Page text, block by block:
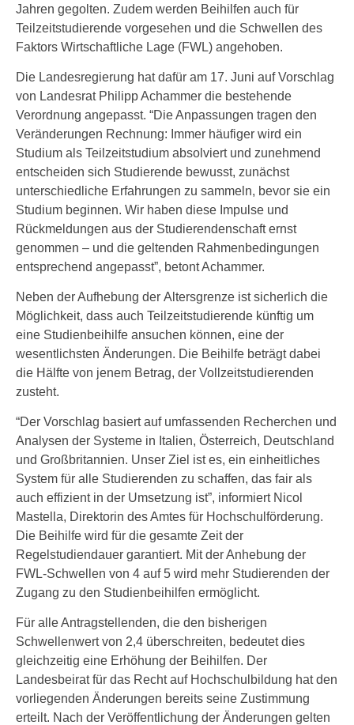
Jahren gegolten. Zudem werden Beihilfen auch für
Teilzeitstudierende vorgesehen und die Schwellen des
Faktors Wirtschaftliche Lage (FWL) angehoben.
Die Landesregierung hat dafür am 17. Juni auf Vorschlag
von Landesrat Philipp Achammer die bestehende
Verordnung angepasst. “Die Anpassungen tragen den
Veränderungen Rechnung: Immer häufiger wird ein
Studium als Teilzeitstudium absolviert und zunehmend
entscheiden sich Studierende bewusst, zunächst
unterschiedliche Erfahrungen zu sammeln, bevor sie ein
Studium beginnen. Wir haben diese Impulse und
Rückmeldungen aus der Studierendenschaft ernst
genommen – und die geltenden Rahmenbedingungen
entsprechend angepasst”, betont Achammer.
Neben der Aufhebung der Altersgrenze ist sicherlich die
Möglichkeit, dass auch Teilzeitstudierende künftig um
eine Studienbeihilfe ansuchen können, eine der
wesentlichsten Änderungen. Die Beihilfe beträgt dabei
die Hälfte von jenem Betrag, der Vollzeitstudierenden
zusteht.
“Der Vorschlag basiert auf umfassenden Recherchen und
Analysen der Systeme in Italien, Österreich, Deutschland
und Großbritannien. Unser Ziel ist es, ein einheitliches
System für alle Studierenden zu schaffen, das fair als
auch effizient in der Umsetzung ist”, informiert Nicol
Mastella, Direktorin des Amtes für Hochschulförderung.
Die Beihilfe wird für die gesamte Zeit der
Regelstudiendauer garantiert. Mit der Anhebung der
FWL-Schwellen von 4 auf 5 wird mehr Studierenden der
Zugang zu den Studienbeihilfen ermöglicht.
Für alle Antragstellenden, die den bisherigen
Schwellenwert von 2,4 überschreiten, bedeutet dies
gleichzeitig eine Erhöhung der Beihilfen. Der
Landesbeirat für das Recht auf Hochschulbildung hat den
vorliegenden Änderungen bereits seine Zustimmung
erteilt. Nach der Veröffentlichung der Änderungen gelten